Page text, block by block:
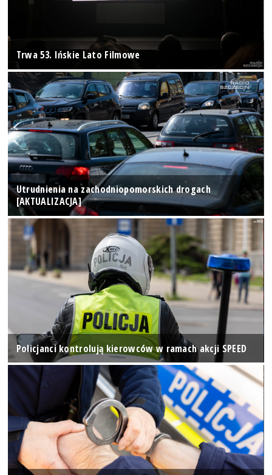
Trwa 53. Ińskie Lato Filmowe
Utrudnienia na zachodniopomorskich drogach
[AKTUALIZACJA]
Policjanci kontrolują kierowców w ramach akcji SPEED